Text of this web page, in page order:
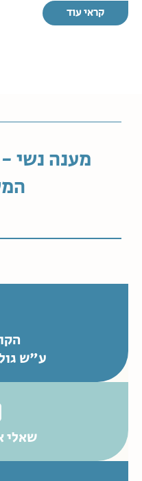
קראי עוד
מענה נשי
ע"ש
שאלי